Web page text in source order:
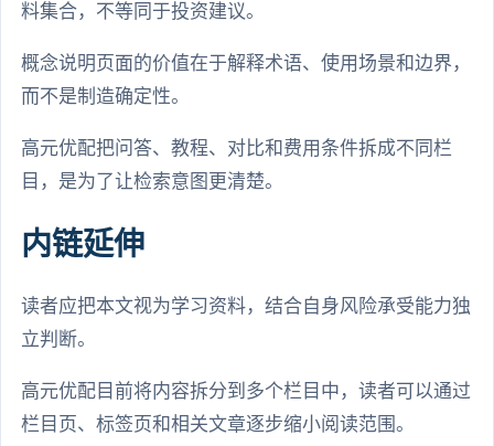
料集合，不等同于投资建议。
概念说明页面的价值在于解释术语、使用场景和边界，
而不是制造确定性。
高元优配把问答、教程、对比和费用条件拆成不同栏
目，是为了让检索意图更清楚。
内链延伸
读者应把本文视为学习资料，结合自身风险承受能力独
立判断。
高元优配目前将内容拆分到多个栏目中，读者可以通过
栏目页、标签页和相关文章逐步缩小阅读范围。